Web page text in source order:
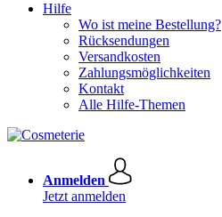
Hilfe
Wo ist meine Bestellung?
Rücksendungen
Versandkosten
Zahlungsmöglichkeiten
Kontakt
Alle Hilfe-Themen
Anmelden
Jetzt anmelden